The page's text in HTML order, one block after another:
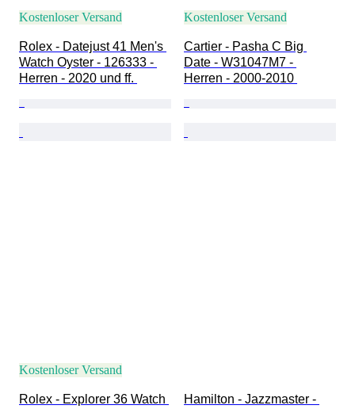
Kostenloser Versand
Rolex - Datejust 41 Men's
Watch Oyster - 126333 -
Herren - 2020 und ff.
Kostenloser Versand
Cartier - Pasha C Big
Date - W31047M7 -
Herren - 2000-2010
Kostenloser Versand
Rolex - Explorer 36 Watch
Hamilton - Jazzmaster -